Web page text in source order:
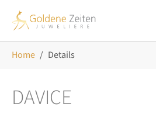
Home Details
DAVICE